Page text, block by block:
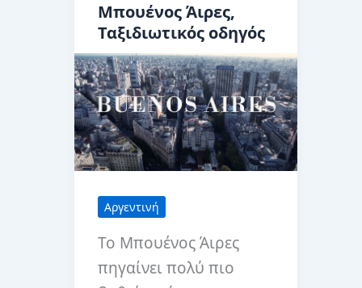
Μπουένος
Άιρες
Μπουένος Άιρες,
Ταξιδιωτικός οδηγός
Αργεντινή
Το Μπουένος Άιρες
πηγαίνει πολύ πιο